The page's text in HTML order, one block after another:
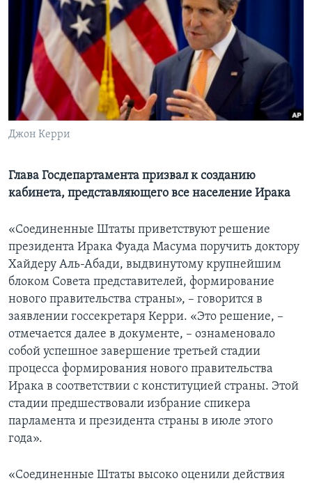
Learning English
СОЦИАЛЬНЫЕ СЕТИ
Языки
Джон Керри
Глава Госдепартамента призвал к созданию
кабинета, представляющего все население Ирака
«Соединенные Штаты приветствуют решение
президента Ирака Фуада Масума поручить доктору
Хайдеру Аль-Абади, выдвинутому крупнейшим
блоком Совета представителей, формирование
нового правительства страны», – говорится в
заявлении госсекретаря Керри. «Это решение, –
отмечается далее в документе, – ознаменовало
собой успешное завершение третьей стадии
процесса формирования нового правительства
Ирака в соответствии с конституцией страны. Этой
стадии предшествовали избрание спикера
парламента и президента страны в июле этого
года».
«Соединенные Штаты высоко оценили действия